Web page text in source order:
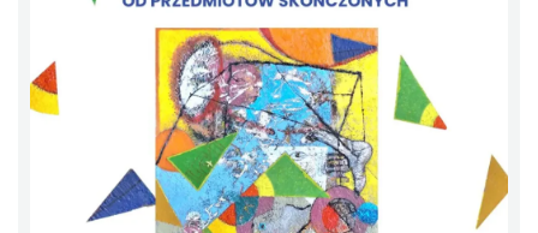
O zbożach, chlebie i ziołach